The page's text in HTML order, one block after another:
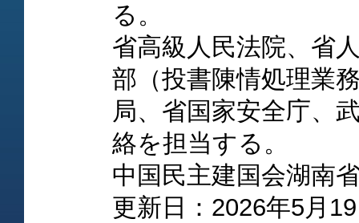
る。
省高級人民法院、省
部（投書陳情処理業
局、省国家安全庁、
絡を担当する。
中国民主建国会湖南
更新日：2026年5月